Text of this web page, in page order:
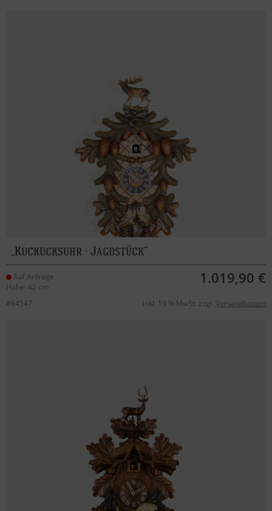
Kuckucksuhr - Jagdstück
Auf Anfrage
Höhe: 42 cm
1.019,90 €
#64547 inkl. 19 % MwSt. zzgl. Versandkosten